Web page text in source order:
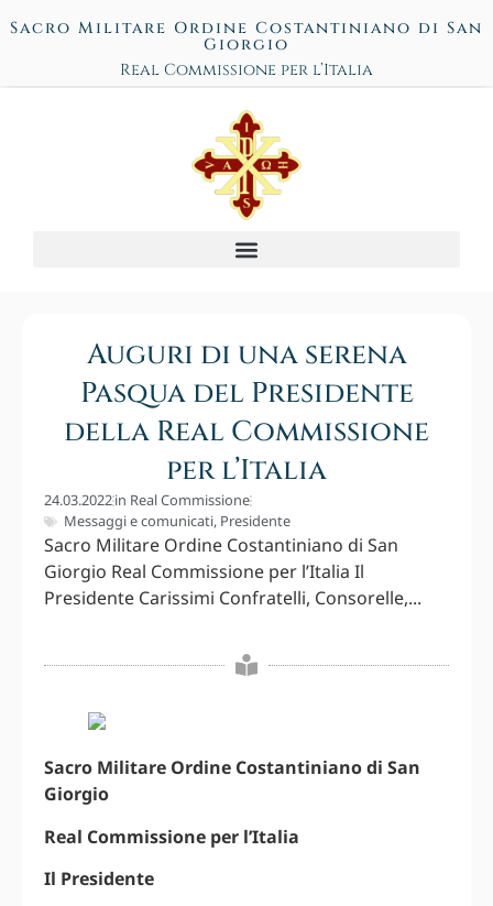
Sacro Militare Ordine Costantiniano di San
Giorgio
Real Commissione per l’Italia
Auguri di una serena
Pasqua del Presidente
della Real Commissione
per l’Italia
24.03.2022in Real Commissione
Messaggi e comunicati, Presidente
Sacro Militare Ordine Costantiniano di San
Giorgio Real Commissione per l’Italia Il
Presidente Carissimi Confratelli, Consorelle,...
Sacro Militare Ordine Costantiniano di San
Giorgio
Real Commissione per l’Italia
Il Presidente